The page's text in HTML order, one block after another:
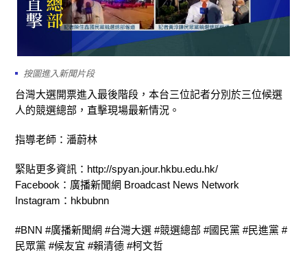
按圖進入新聞片段
台灣大選開票進入最後階段，本台三位記者分別於三位候選
人的競選總部，直擊現場最新情況。
指導老師：潘蔚林
緊貼更多資訊：http://spyan.jour.hkbu.edu.hk/
Facebook：廣播新聞網 Broadcast News Network
Instagram：hkbubnn
#BNN #廣播新聞網 #台灣大選 #競選總部 #國民黨 #民進黨 #
民眾黨 #候友宜 #賴清德 #柯文哲